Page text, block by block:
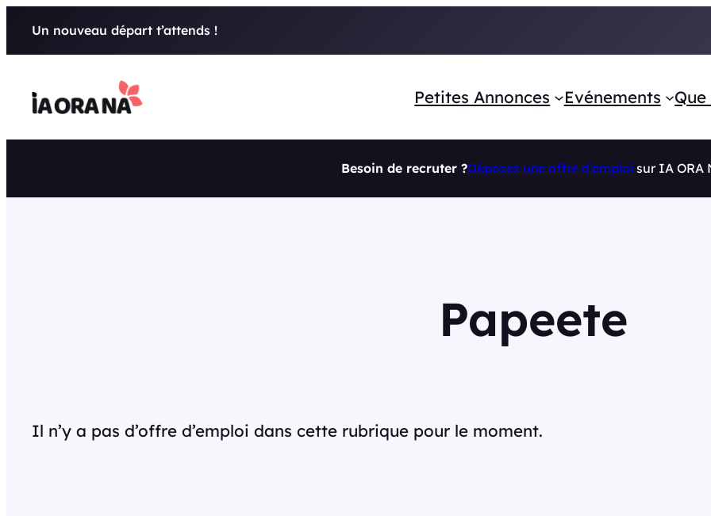
Un nouveau départ t’attends !
Petites Annonces Evénements
Besoin de recruter ?Déposez une offre d’emploisur IA ORA
Papeete
Il n’y a pas d’offre d’emploi dans cette rubrique pour le moment.